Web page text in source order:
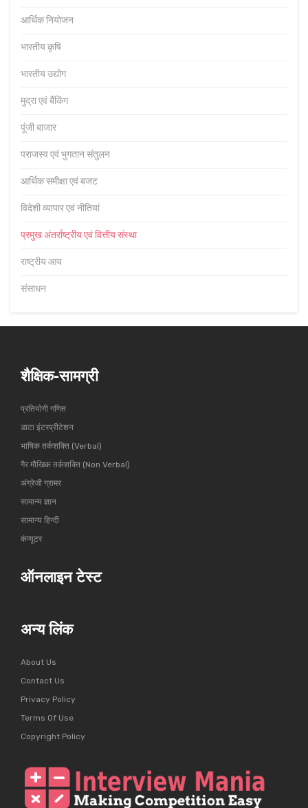
आर्थिक नियोजन
भारतीय कृषि
भारतीय उद्योग
मुद्रा एवं बैंकिंग
पूंजी बाजार
पराजस्व एवं भुगतान संतुलन
आर्थिक समीक्षा एवं बजट
विदेशी व्यापार एवं नीतियां
प्रमुख अंतर्राष्ट्रीय एवं वित्तीय संस्था
राष्ट्रीय आय
संसाधन
शैक्षिक-सामग्री
प्रतियोगी गणित
डाटा इंटरप्रीटेशन
भाषिक तर्कशक्ति (Verbal)
गैर मौखिक तर्कशक्ति (Non Verbal)
अंग्रेजी ग्रामर
सामान्य ज्ञान
सामान्य हिन्दी
कंप्यूटर
ऑनलाइन टेस्ट
अन्य लिंक
About Us
Contact Us
Privacy Policy
Terms Of Use
Copyright Policy